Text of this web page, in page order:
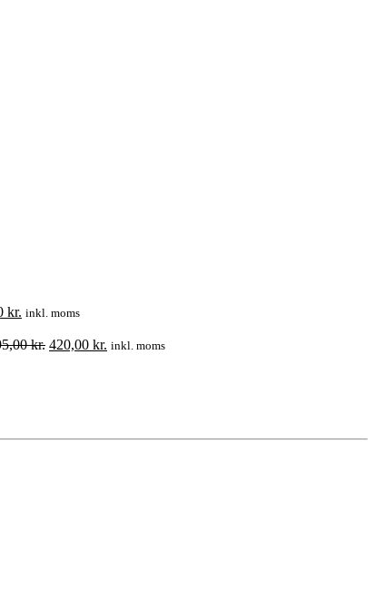
kr. Den
pris
inkl. moms
kr. Den
420,00 kr. Den
inkl. moms